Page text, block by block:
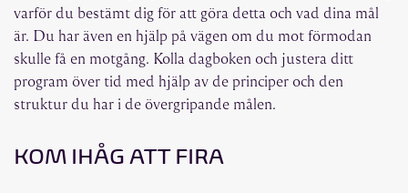
varför du bestämt dig för att göra detta och vad dina mål
är. Du har även en hjälp på vägen om du mot förmodan
skulle få en motgång. Kolla dagboken och justera ditt
program över tid med hjälp av de principer och den
struktur du har i de övergripande målen.
KOM IHÅG ATT FIRA